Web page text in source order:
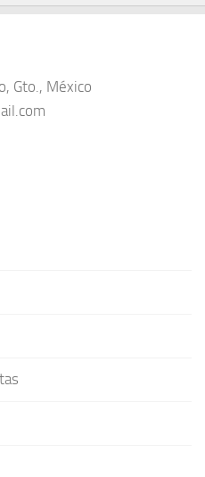
Gto., México